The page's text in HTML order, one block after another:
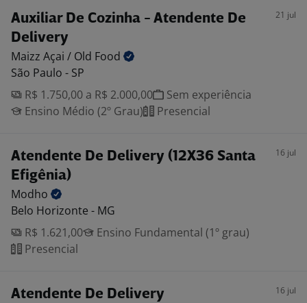
Auxiliar De Cozinha - Atendente De
Delivery
21 jul
Maizz Açai / Old Food
São Paulo - SP
R$ 1.750,00 a R$ 2.000,00
Sem experiência
Ensino Médio (2º Grau)
Presencial
Atendente De Delivery (12X36 Santa
Efigênia)
16 jul
Modho
Belo Horizonte - MG
R$ 1.621,00
Ensino Fundamental (1º grau)
Presencial
Atendente De Delivery 16 jul